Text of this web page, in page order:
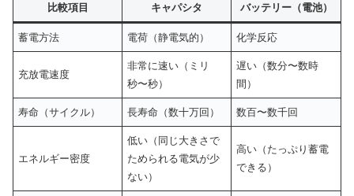
比較項目 キャパシタ バッテリー（電池）
蓄電方法 電荷（静電気的） 化学反応
充放電速度
非常に速い（ミリ
秒〜秒）
遅い（数分〜数時
間）
寿命（サイクル） 長寿命（数十万回） 数百〜数千回
エネルギー密度
低い（同じ大きさで
ためられる電気が少
ない）
高い（たっぷり蓄電
できる）